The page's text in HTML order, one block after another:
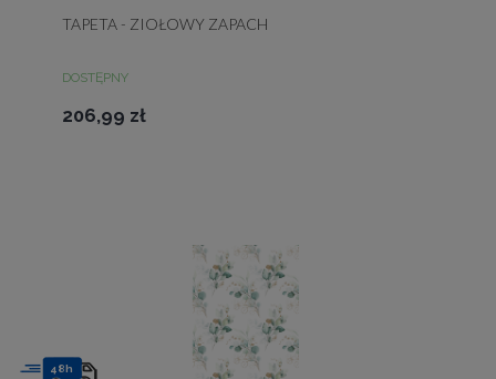
TAPETA - ZIOŁOWY ZAPACH
DOSTĘPNY
206,99 zł
48h